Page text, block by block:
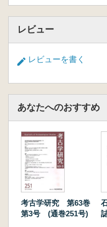
レビュー
レビューを書く
あなたへのおすすめ
考古学研究 第63巻
第3号 (通巻251号)